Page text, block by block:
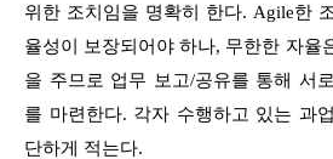
위한 조치임을 명확히 한다. Agile한
율성이 보장되어야 하나, 무한한 자율
을 주므로 업무 보고/공유를 통해 서
를 마련한다. 각자 수행하고 있는 과
단하게 적는다.